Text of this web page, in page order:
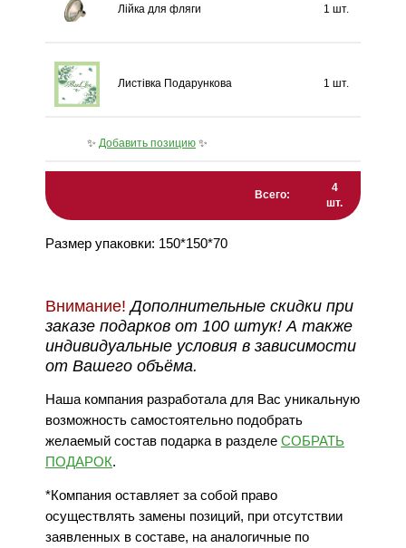
Лійка для фляги 1 шт.
Листівка Подарункова 1 шт.
✨ Добавить позицию ✨
Всего:
4
шт.
Размер упаковки: 150*150*70
Внимание! Дополнительные скидки при
заказе подарков от 100 штук! А также
индивидуальные условия в зависимости
от Вашего объёма.
Наша компания разработала для Вас уникальную
возможность самостоятельно подобрать
желаемый состав подарка в разделе СОБРАТЬ
ПОДАРОК.
*Компания оставляет за собой право
осуществлять замены позиций, при отсутствии
заявленных в составе, на аналогичные по